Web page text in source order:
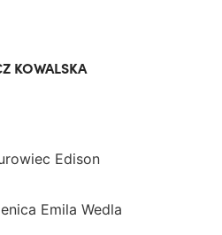
KOWALSKA
Edison
Emila Wedla